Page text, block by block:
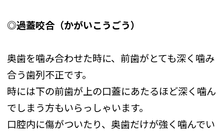
◎過蓋咬合（かがいこうごう）
奥歯を噛み合わせた時に、前歯がとても深く噛み
合う歯列不正です。
時には下の前歯が上の口蓋にあたるほど深く噛ん
でしまう方もいらっしゃいます。
口腔内に傷がついたり、奥歯だけが強く噛んでい